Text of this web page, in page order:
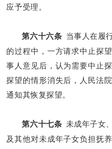
应予受理。
第六十六条 当事人在履
的过程中，一方请求中止探
事人意见后，认为需要中止
探望的情形消失后，人民法
通知其恢复探望。
第六十七条 未成年子女
及其他对未成年子女负担抚